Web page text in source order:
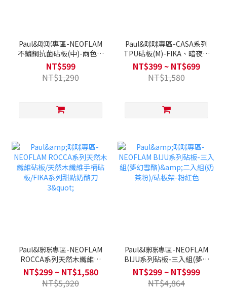
Paul&咪咪專區-NEOFLAM
不鏽鋼抗菌砧板(中)-兩色可
選-White silver/奶茶粉
NT$599
NT$1,290
Paul&咪咪專區-CASA系列
TPU砧板(M)-FIKA、暗夜灰
(兩色可選)
NT$399 ~ NT$699
NT$1,580
Paul&咪咪專區-NEOFLAM
ROCCA系列天然木纖維砧
板/天然木纖維手柄砧
板/FIKA系列甜點奶酪刀3"
NT$299 ~ NT$1,580
NT$5,920
Paul&咪咪專區-NEOFLAM
BIJU系列砧板-三入組(夢幻
雪酪)&二入組(奶茶粉)/砧板
架-粉紅色
NT$299 ~ NT$999
NT$4,864